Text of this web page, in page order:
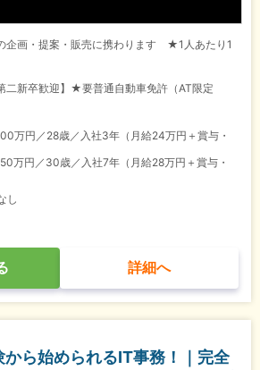
企画・提案・販売に携わります ★1人あたり1
二新卒歓迎】★要普通自動車免許（AT限定
万円／28歳／入社3年（月給24万円＋賞与・
万円／30歳／入社7年（月給28万円＋賞与・
し
詳細へ
から始められるIT事務！｜完全